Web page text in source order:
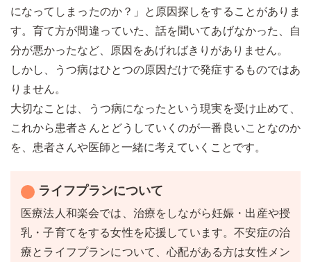
になってしまったのか？」と原因探しをすることがありま
す。育て方が間違っていた、話を聞いてあげなかった、自
分が悪かったなど、原因をあげればきりがありません。
しかし、うつ病はひとつの原因だけで発症するものではあ
りません。
大切なことは、うつ病になったという現実を受け止めて、
これから患者さんとどうしていくのが一番良いことなのか
を、患者さんや医師と一緒に考えていくことです。
ライフプランについて
医療法人和楽会では、治療をしながら妊娠・出産や授
乳・子育てをする女性を応援しています。不安症の治
療とライフプランについて、心配がある方は女性メン